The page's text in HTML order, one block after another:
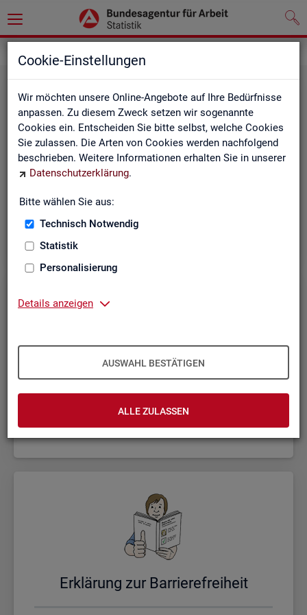
Cookie-Einstellungen
Wir möchten unsere Online-Angebote auf Ihre Bedürfnisse
anpassen. Zu diesem Zweck setzen wir sogenannte
Cookies ein. Entscheiden Sie bitte selbst, welche Cookies
Sie zulassen. Die Arten von Cookies werden nachfolgend
beschrieben. Weitere Informationen erhalten Sie in unserer
Datenschutzerklärung.
Bitte wählen Sie aus:
Technisch Notwendig
Statistik
Personalisierung
Details anzeigen
AUSWAHL BESTÄTIGEN
ALLE ZULASSEN
Er­klä­rung zur Bar­rie­re­frei­heit